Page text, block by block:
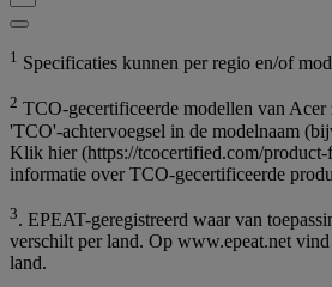
1 Specificaties kunnen per regio en/of
2 TCO-gecertificeerde modellen van Acer
'TCO'-achtervoegsel in de modelnaam
Klik hier (https://tcocertified.com/
informatie over TCO-gecertificeerde
3. EPEAT-geregistreerd waar van
verschilt per land. Op www.epeat.net vind
land.